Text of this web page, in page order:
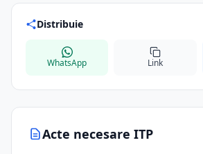
Acte necesare ITP
Distribuie
WhatsApp Link